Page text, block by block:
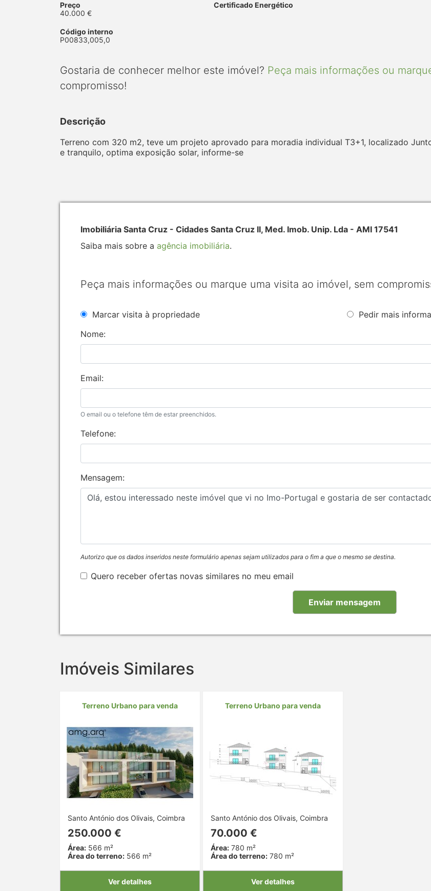
Preço
40.000 €
Certificado Energético
Código interno
P00833,005,0
Gostaria de conhecer melhor este imóvel? Peça mais informações ou
compromisso!
Descrição
Terreno com 320 m2, teve um projeto aprovado para moradia individual T3+1, localizado
e tranquilo, optima exposição solar, informe-se
Imobiliária Santa Cruz - Cidades Santa Cruz II, Med. Imob. Unip. Lda - AMI 17541
Saiba mais sobre a agência imobiliária.
Peça mais informações ou marque uma visita ao imóvel, sem
Marcar visita à propriedade
Pedir mais
Nome:
Email:
O email ou o telefone têm de estar preenchidos.
Telefone:
Mensagem:
Autorizo que os dados inseridos neste formulário apenas sejam utilizados para o fim a que o mesmo se destina.
Quero receber ofertas novas similares no meu email
Imóveis Similares
Terreno Urbano para venda
Santo António dos Olivais, Coimbra
250.000 €
Área: 566 m²
Área do terreno: 566 m²
Ver detalhes
Terreno Urbano para venda
Santo António dos Olivais, Coimbra
70.000 €
Área: 780 m²
Área do terreno: 780 m²
Ver detalhes